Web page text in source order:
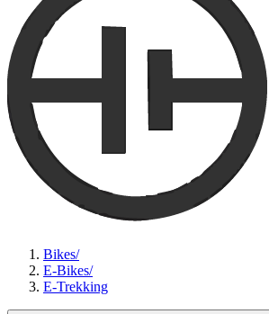
Bikes/
E-Bikes/
E-Trekking